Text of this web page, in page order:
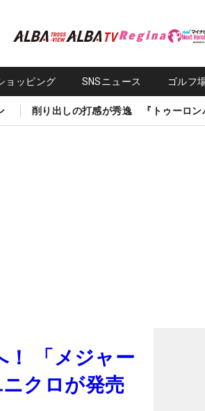
ョッピング SNSニュース ゴルフ
削り出しの打感が秀逸 『トゥーロン
！ 「メジャー
クロが発売